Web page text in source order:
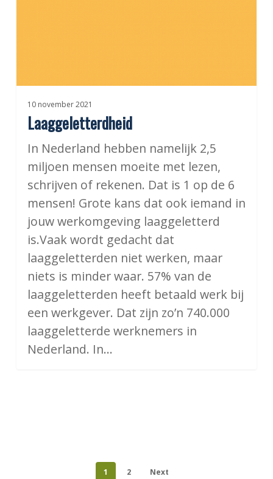
10 november 2021
Laaggeletterdheid
In Nederland hebben namelijk 2,5
miljoen mensen moeite met lezen,
schrijven of rekenen. Dat is 1 op de 6
mensen! Grote kans dat ook iemand in
jouw werkomgeving laaggeletterd
is.Vaak wordt gedacht dat
laaggeletterden niet werken, maar
niets is minder waar. 57% van de
laaggeletterden heeft betaald werk bij
een werkgever. Dat zijn zo’n 740.000
laaggeletterde werknemers in
Nederland. In…
1 2 Next